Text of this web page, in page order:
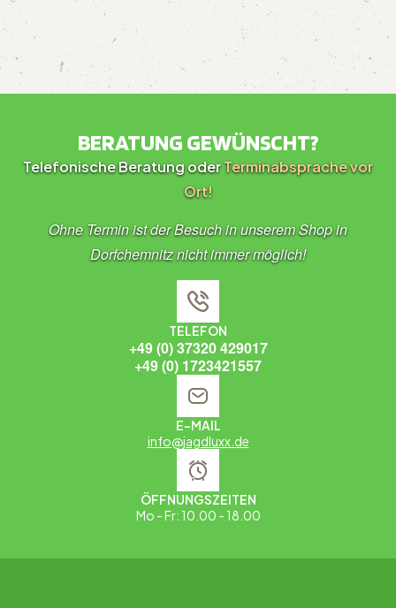
BERATUNG GEWÜNSCHT?
Telefonische Beratung oderTerminabsprache vor
Ort!
Ohne Termin ist der Besuch in unserem Shop in
Dorfchemnitz nicht immer möglich!
TELEFON
+49 (0) 37320 429017
+49 (0) 1723421557
E-MAIL
info@jagdluxx.de
ÖFFNUNGSZEITEN
Mo - Fr: 10.00 - 18.00